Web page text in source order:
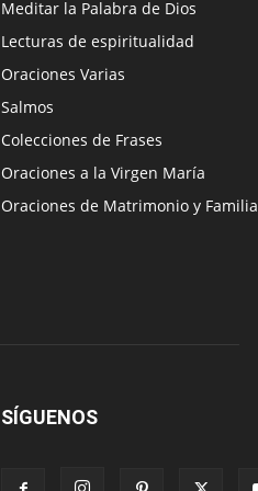
Meditar la Palabra de Dios
Lecturas de espiritualidad
Oraciones Varias
Salmos
Colecciones de Frases
Oraciones a la Virgen María
Oraciones de Matrimonio y Familia
SÍGUENOS